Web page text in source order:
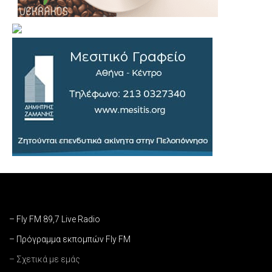
– Fly FM 89,7 Live Radio
– Πρόγραμμα εκπομπών Fly FM
– Σχετικά με εμάς